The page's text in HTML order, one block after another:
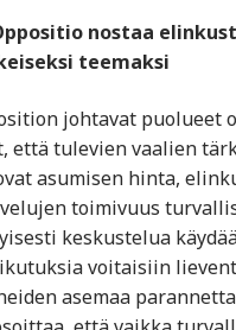
nostaa
teemaksi
johtavat puolueet
että tulevien vaalien
asumisen hinta,
toimivuus
keskustelua
voitaisiin
asemaa